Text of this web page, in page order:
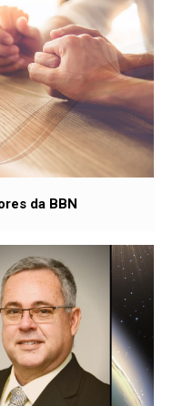
da BBN